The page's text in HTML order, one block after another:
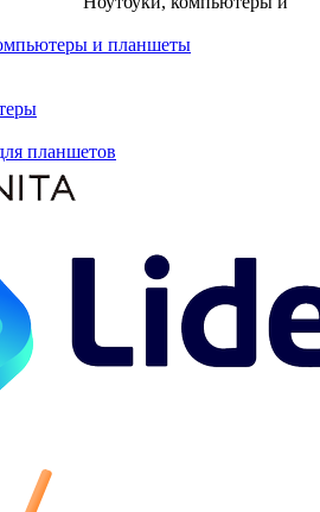
и планшеты
планшетов